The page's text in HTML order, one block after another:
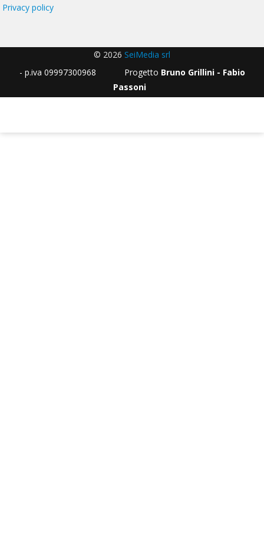
Privacy policy
© 2026 SeiMedia srl
- p.iva 09997300968 Progetto Bruno Grillini - Fabio
Passoni